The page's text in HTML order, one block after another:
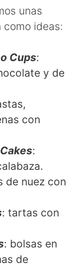
unas
ideas:
Cups:
y de
con
:
de nuez con
: tartas con
: bolsas en
de